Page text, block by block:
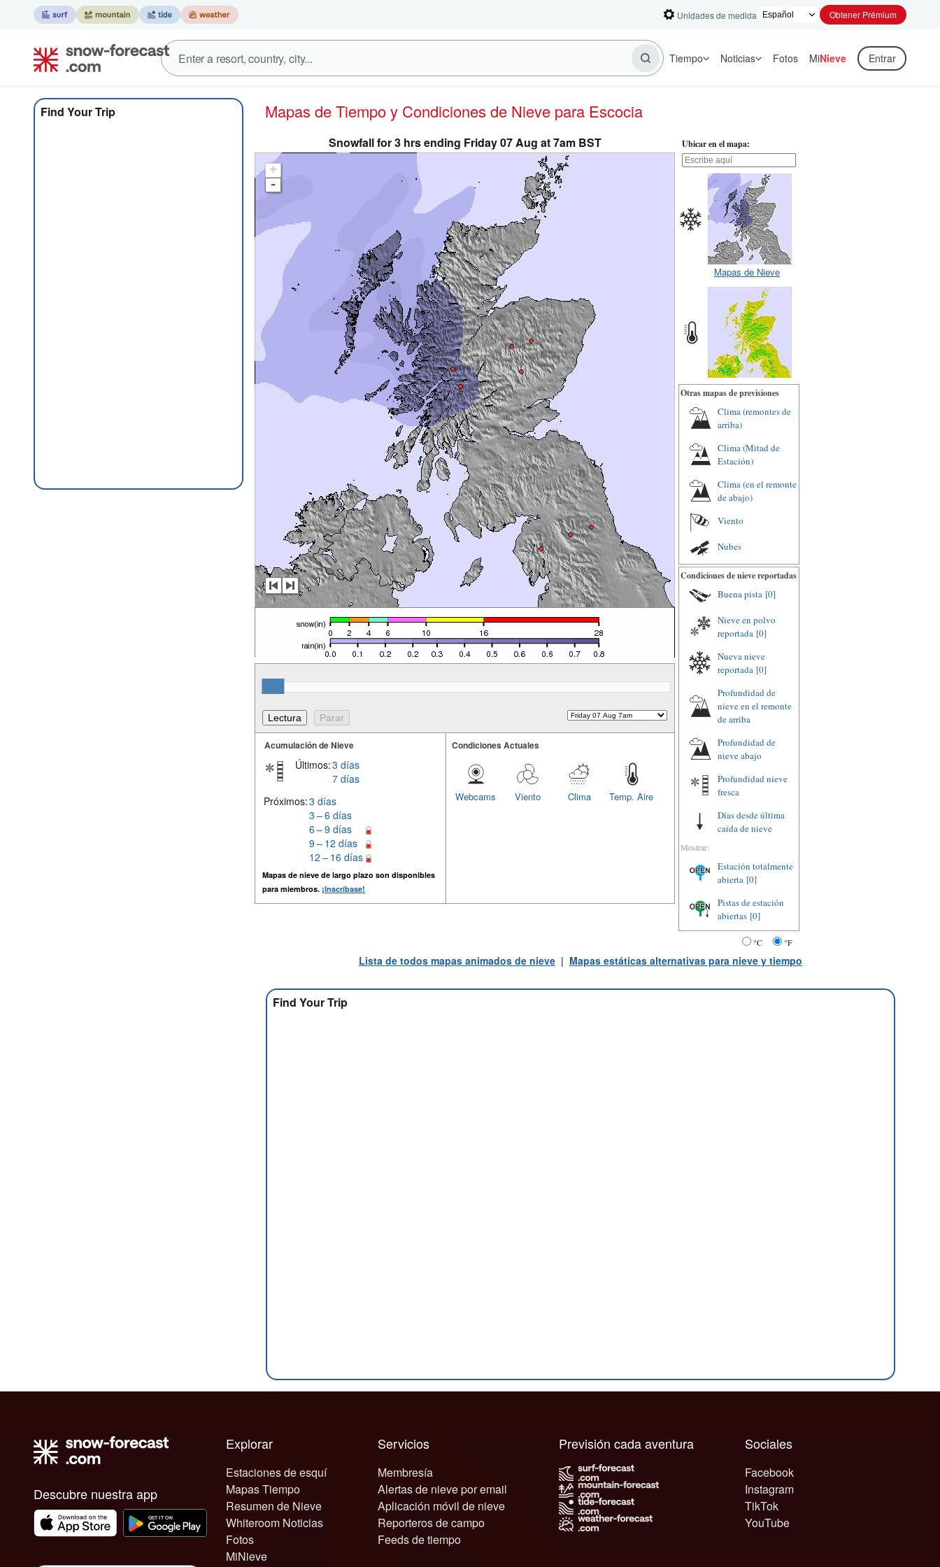
Unidades de medida Obtener Prémium
Tiempo Noticias Fotos MiNieve Entrar
Find Your Trip Mapas de Tiempo y Condiciones de Nieve para Escocia
Snowfall for 3 hrs ending Friday 07 Aug at 7am BST
+
-
Acumulación de Nieve
Últimos:3 días
7 días
Próximos:3 días
3 – 6 días
6 – 9 días
9 – 12 días
12 – 16 días
Mapas de nieve de largo plazo son disponibles
para miembros. ¡Inscríbase!
Condiciones Actuales
Temp. Aire
Clima
Viento
Webcams
Ubicar en el mapa:
Mapas de Nieve
Otras mapas de previsiones
Clima (remontes de
arriba)
Clima (Mitad de
Estación)
Clima (en el remonte
de abajo)
Viento
Nubes
Condiciones de nieve reportadas
Buena pista [0]
Nieve en polvo
reportada [0]
Nueva nieve
reportada [0]
Profundidad de
nieve en el remonte
de arriba
Profundidad de
nieve abajo
Profundidad nieve
fresca
Días desde última
caída de nieve
Mostrar:
Estación totalmente
abierta [0]
Pistas de estación
abiertas [0]
°C °F
Lista de todos mapas animados de nieve | Mapas estáticas alternativas para nieve y tiempo
Find Your Trip
Descubre nuestra app
Explorar
Estaciones de esquí
Mapas Tiempo
Resumen de Nieve
Whiteroom Noticias
Fotos
MiNieve
Servicios
Membresía
Alertas de nieve por email
Aplicación móvil de nieve
Reporteros de campo
Feeds de tiempo
Sociales
Facebook
Instagram
TikTok
YouTube
Previsión cada aventura